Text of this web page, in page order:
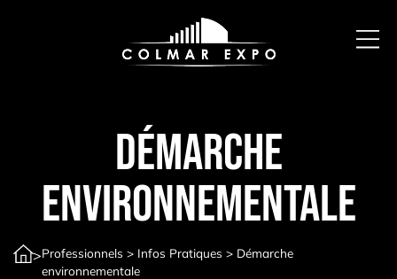
Démarche
environnementale
>Professionnels > Infos Pratiques > Démarche
environnementale